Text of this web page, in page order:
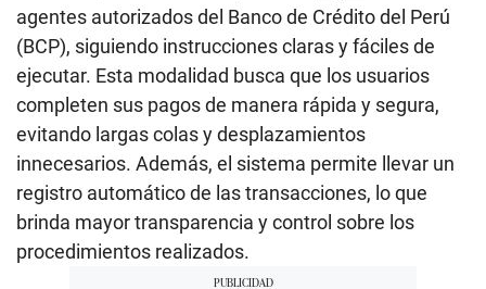
agentes autorizados del Banco de Crédito del Perú
(BCP), siguiendo instrucciones claras y fáciles de
ejecutar. Esta modalidad busca que los usuarios
completen sus pagos de manera rápida y segura,
evitando largas colas y desplazamientos
innecesarios. Además, el sistema permite llevar un
registro automático de las transacciones, lo que
brinda mayor transparencia y control sobre los
procedimientos realizados.